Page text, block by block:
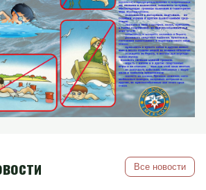
Все новости